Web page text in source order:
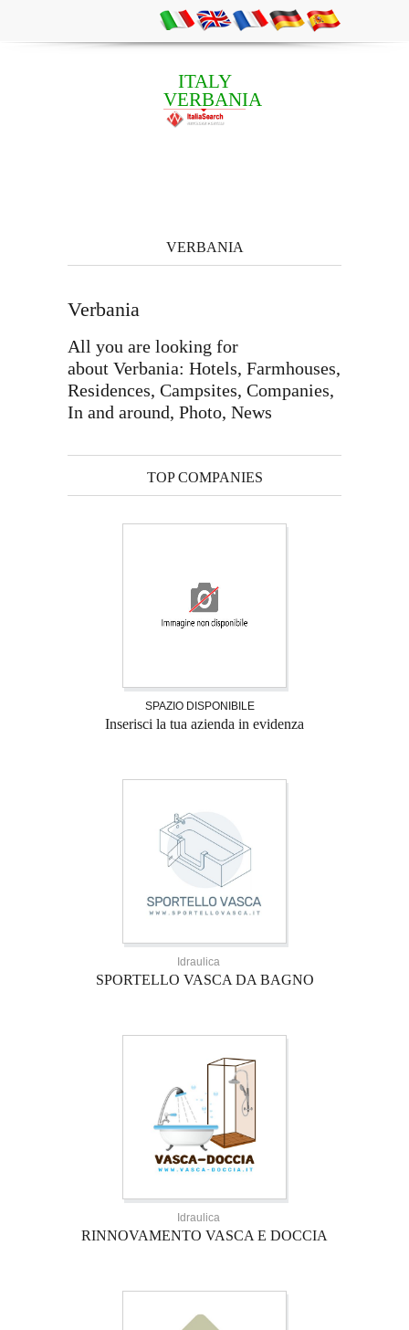
ITALY
VERBANIA
VERBANIA
Verbania
All you are looking for
about Verbania: Hotels, Farmhouses,
Residences, Campsites, Companies,
In and around, Photo, News
TOP COMPANIES
SPAZIO DISPONIBILE
Inserisci la tua azienda in evidenza
Idraulica
SPORTELLO VASCA DA BAGNO
Idraulica
RINNOVAMENTO VASCA E DOCCIA